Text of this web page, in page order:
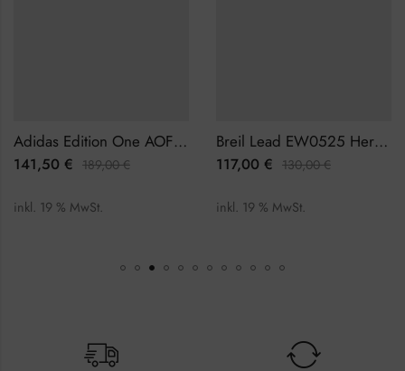
Adidas Edition One AOFH23010 Herrenuhr
141,50 € 189,00€
inkl. 19 % MwSt.
Breil Lead EW0525 Herrenuhr Chronograph
117,00 € 130,00€
inkl. 19 % MwSt.